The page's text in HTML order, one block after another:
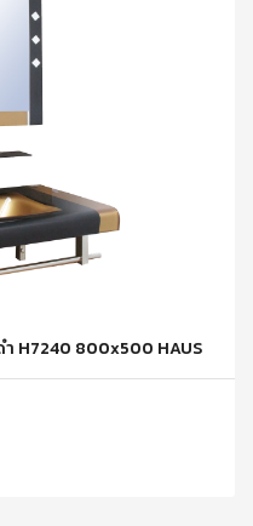
ำ H7240 800x500 HAUS